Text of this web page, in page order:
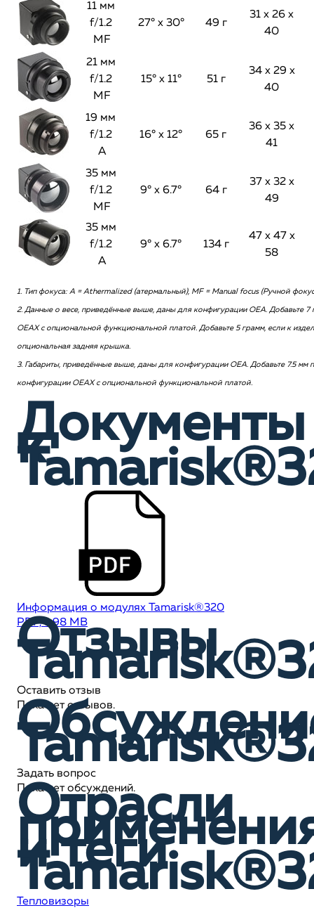
11 мм
f/1.2
MF
27° х 30° 49 г
31 х 26 х
40
21 мм
f/1.2
MF
15° х 11° 51 г
34 х 29 х
40
19 мм
f/1.2
А
16° х 12° 65 г
36 х 35 х
41
35 мм
f/1.2
MF
9° х 6.7° 64 г
37 х 32 х
49
35 мм
f/1.2
А
9° х 6.7° 134 г
47 х 47 х
58
1. Тип фокуса: А = Athermalized (атермальный), MF = Manual focus (Ручной
2. Данные о весе, приведённые выше, даны для конфигурации OEA. Добавьте 7
OEAX с опциональной функциональной платой. Добавьте 5 грамм, если к
опциональная задняя крышка.
3. Габариты, приведённые выше, даны для конфигурации OEA. Добавьте 7.5 мм
конфигурации OEAX с опциональной функциональной платой.
Документы
к
Информация о модулях Tamarisk®320
PDF, 1,98 MB
Отзывы
Оставить отзыв
Пока нет отзывов.
Задать вопрос
Пока нет обсуждений.
Отрасли
и теги
Тепловизоры